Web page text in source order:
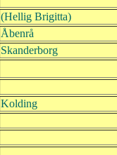
(Hellig Brigitta)
Åbenrå
Skanderborg
Kolding